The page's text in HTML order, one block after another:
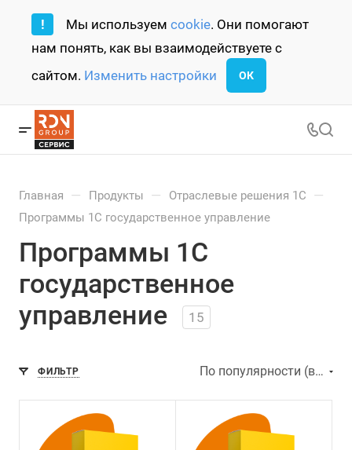
! Мы используем cookie. Они помогают
нам понять, как вы взаимодействуете с
сайтом. Изменить настройки ОК
Главная — Продукты — Отраслевые решения 1С —
Программы 1С государственное управление
Программы 1С
государственное
управление
15
ФИЛЬТР По популярности (возрастание)